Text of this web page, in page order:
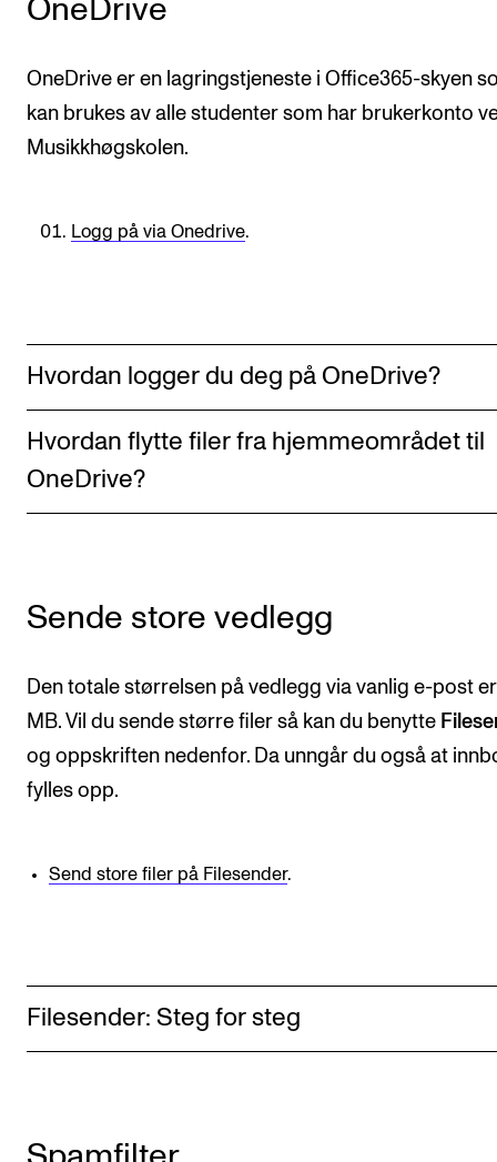
Utveksling og reiser
Mangfold og likestilling
KONTAKTER
Kontaktpunkt
Studentutvalet SUT
Biblioteket
OneDrive
OneDrive er en lagringstjeneste i Office365-skyen
kan brukes av alle studenter som har brukerkonto
Musikkhøgskolen.
Logg på via Onedrive.
Hvordan logger du deg på OneDrive?
Hvordan flytte filer fra hjemmeområdet til
OneDrive?
Sende store vedlegg
Den totale størrelsen på vedlegg via vanlig e-post
MB. Vil du sende større filer så kan du benytte
og oppskriften nedenfor. Da unngår du også at
fylles opp.
Send store filer på Filesender.
Filesender: Steg for steg